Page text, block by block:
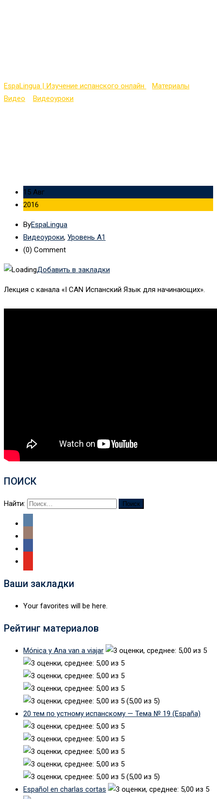
EspaLingua | Изучение испанского онлайн Материалы
Видео
Видеоуроки
15 Авг
2016
ByEspaLingua
Видеоуроки, Уровень А1
(0) Comment
Добавить в закладки
Лекция с канала «I CAN Испанский Язык для начинающих».
ПОИСК
Найти:
Ваши закладки
Your favorites will be here.
Рейтинг материалов
Mónica y Ana van a viajar
(5,00 из 5)
20 тем по устному испанскому — Тема № 19 (España)
(5,00 из 5)
Español en charlas cortas